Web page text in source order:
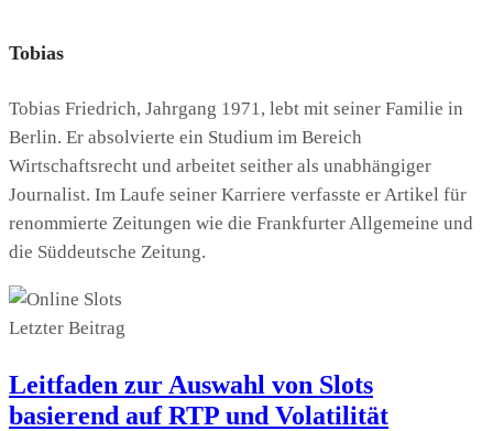
Tobias
Tobias Friedrich, Jahrgang 1971, lebt mit seiner Familie in
Berlin. Er absolvierte ein Studium im Bereich
Wirtschaftsrecht und arbeitet seither als unabhängiger
Journalist. Im Laufe seiner Karriere verfasste er Artikel für
renommierte Zeitungen wie die Frankfurter Allgemeine und
die Süddeutsche Zeitung.
Letzter Beitrag
Leitfaden zur Auswahl von Slots
basierend auf RTP und Volatilität